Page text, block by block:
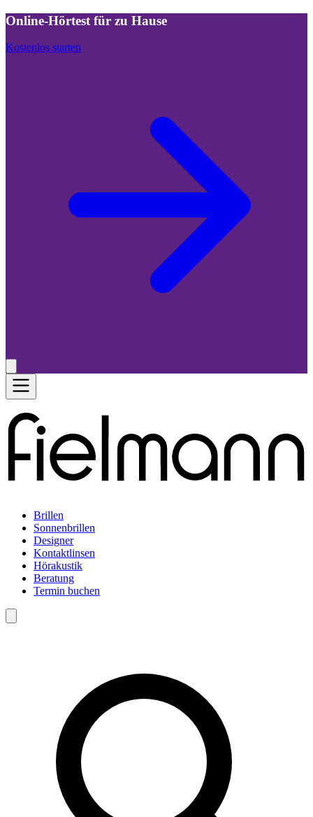
Online-Hörtest für zu Hause
Kostenlos starten
Brillen
Sonnenbrillen
Designer
Kontaktlinsen
Hörakustik
Beratung
Termin buchen